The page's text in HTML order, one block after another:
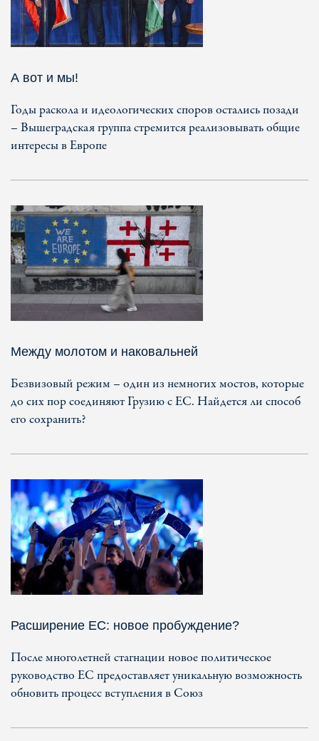
А вот и мы!
Годы раскола и идеологических споров остались позади
– Вышеградская группа стремится реализовывать общие
интересы в Европе
Между молотом и наковальней
Безвизовый режим – один из немногих мостов, которые
до сих пор соединяют Грузию с ЕС. Найдется ли способ
его сохранить?
Расширение ЕС: новое пробуждение?
После многолетней стагнации новое политическое
руководство ЕС предоставляет уникальную возможность
обновить процесс вступления в Союз